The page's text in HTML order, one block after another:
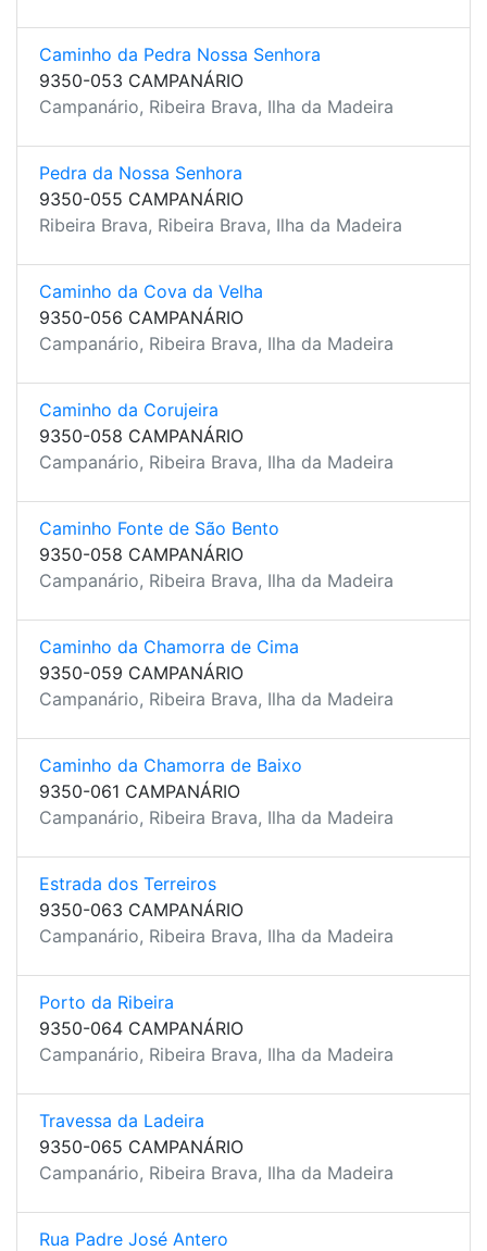
Caminho da Pedra Nossa Senhora
9350-053 CAMPANÁRIO
Campanário, Ribeira Brava, Ilha da Madeira
Pedra da Nossa Senhora
9350-055 CAMPANÁRIO
Ribeira Brava, Ribeira Brava, Ilha da Madeira
Caminho da Cova da Velha
9350-056 CAMPANÁRIO
Campanário, Ribeira Brava, Ilha da Madeira
Caminho da Corujeira
9350-058 CAMPANÁRIO
Campanário, Ribeira Brava, Ilha da Madeira
Caminho Fonte de São Bento
9350-058 CAMPANÁRIO
Campanário, Ribeira Brava, Ilha da Madeira
Caminho da Chamorra de Cima
9350-059 CAMPANÁRIO
Campanário, Ribeira Brava, Ilha da Madeira
Caminho da Chamorra de Baixo
9350-061 CAMPANÁRIO
Campanário, Ribeira Brava, Ilha da Madeira
Estrada dos Terreiros
9350-063 CAMPANÁRIO
Campanário, Ribeira Brava, Ilha da Madeira
Porto da Ribeira
9350-064 CAMPANÁRIO
Campanário, Ribeira Brava, Ilha da Madeira
Travessa da Ladeira
9350-065 CAMPANÁRIO
Campanário, Ribeira Brava, Ilha da Madeira
Rua Padre José Antero